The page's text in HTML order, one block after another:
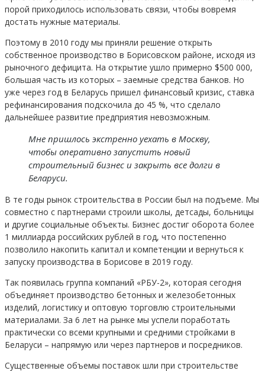
порой приходилось использовать связи, чтобы вовремя
достать нужные материалы.
Поэтому в 2010 году мы приняли решение открыть
собственное производство в Борисовском районе, исходя из
рыночного дефицита. На открытие ушло примерно $500 000,
большая часть из которых – заемные средства банков. Но
уже через год в Беларусь пришел финансовый кризис, ставка
рефинансирования подскочила до 45 %, что сделало
дальнейшее развитие предприятия невозможным.
Мне пришлось экстренно уехать в Москву,
чтобы оперативно запустить новый
строительный бизнес и закрыть все долги в
Беларуси.
В те годы рынок строительства в России был на подъеме. Мы
совместно с партнерами строили школы, детсады, больницы
и другие социальные объекты. Бизнес достиг оборота более
1 миллиарда российских рублей в год, что постепенно
позволило накопить капитал и компетенции и вернуться к
запуску производства в Борисове в 2019 году.
Так появилась группа компаний «РБУ-2», которая сегодня
объединяет производство бетонных и железобетонных
изделий, логистику и оптовую торговлю строительными
материалами. За 6 лет на рынке мы успели поработать
практически со всеми крупными и средними стройками в
Беларуси – напрямую или через партнеров и посредников.
Существенные объемы поставок шли при строительстве